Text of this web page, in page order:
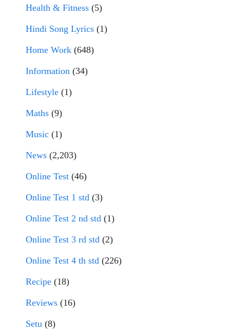
Health & Fitness (5)
Hindi Song Lyrics (1)
Home Work (648)
Information (34)
Lifestyle (1)
Maths (9)
Music (1)
News (2,203)
Online Test (46)
Online Test 1 std (3)
Online Test 2 nd std (1)
Online Test 3 rd std (2)
Online Test 4 th std (226)
Recipe (18)
Reviews (16)
Setu (8)